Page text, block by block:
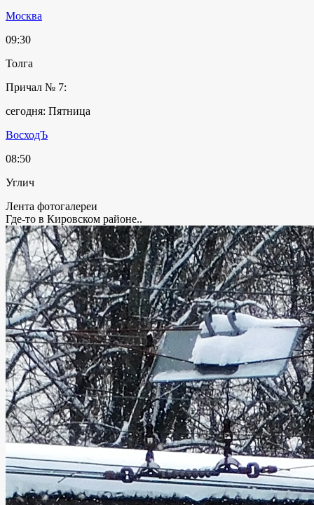
Москва
09:30
Толга
Причал № 7:
сегодня: Пятница
ВосходЪ
08:50
Углич
Лента фотогалереи
Где-то в Кировском районе..